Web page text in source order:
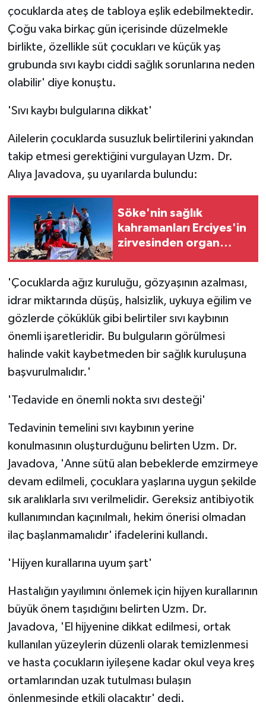
çocuklarda ateş de tabloya eşlik edebilmektedir.
Çoğu vaka birkaç gün içerisinde düzelmekle
birlikte, özellikle süt çocukları ve küçük yaş
grubunda sıvı kaybı ciddi sağlık sorunlarına neden
olabilir' diye konuştu.
'Sıvı kaybı bulgularına dikkat'
Ailelerin çocuklarda susuzluk belirtilerini yakından
takip etmesi gerektiğini vurgulayan Uzm. Dr.
Alıya Javadova, şu uyarılarda bulundu:
Söke'nin sağlık
kahramanları Erciyes'in
zirvesinden organ
'Çocuklarda ağız kuruluğu, gözyaşının azalması,
idrar miktarında düşüş, halsizlik, uykuya eğilim ve
gözlerde çöküklük gibi belirtiler sıvı kaybının
önemli işaretleridir. Bu bulguların görülmesi
halinde vakit kaybetmeden bir sağlık kuruluşuna
başvurulmalıdır.'
'Tedavide en önemli nokta sıvı desteği'
Tedavinin temelini sıvı kaybının yerine
konulmasının oluşturduğunu belirten Uzm. Dr.
Javadova, 'Anne sütü alan bebeklerde emzirmeye
devam edilmeli, çocuklara yaşlarına uygun şekilde
sık aralıklarla sıvı verilmelidir. Gereksiz antibiyotik
kullanımından kaçınılmalı, hekim önerisi olmadan
ilaç başlanmamalıdır' ifadelerini kullandı.
'Hijyen kurallarına uyum şart'
Hastalığın yayılımını önlemek için hijyen kurallarının
büyük önem taşıdığını belirten Uzm. Dr.
Javadova, 'El hijyenine dikkat edilmesi, ortak
kullanılan yüzeylerin düzenli olarak temizlenmesi
ve hasta çocukların iyileşene kadar okul veya kreş
ortamlarından uzak tutulması bulaşın
önlenmesinde etkili olacaktır' dedi.